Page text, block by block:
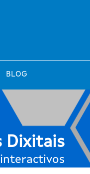
BLOG
Dixitais
interactivos